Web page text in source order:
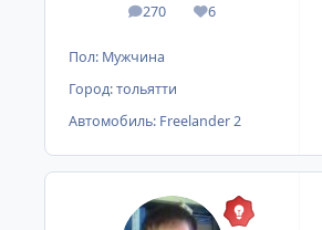
270
сообщения
6
Репутация
Пол: Мужчина
Город:тольятти
Автомобиль: Freelander 2